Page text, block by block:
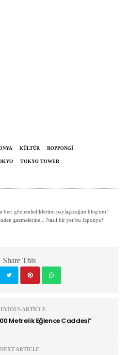
KÜLTÜR ROPPONGI
TOKYO TOWER
beri gözlemlediklerimi paylaşacağım blog'um!
gezmelerine... Nasıl bir yer bu Japonya?
Share This
ARTICLE
Metrelik Eğlence Caddesi”
NEXT ARTICLE